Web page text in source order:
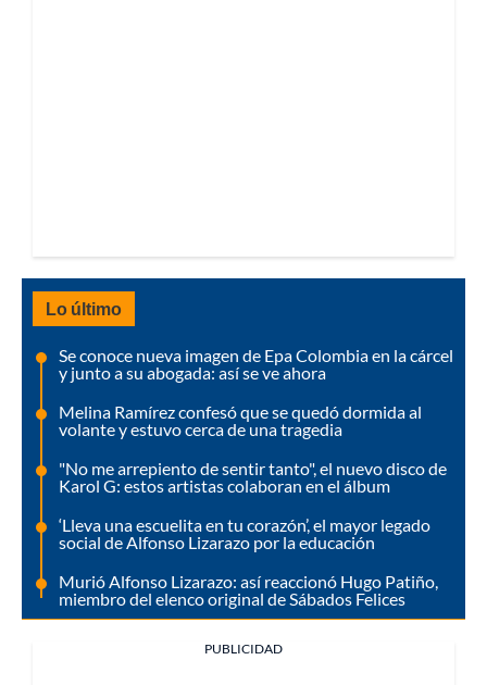
Lo último
Se conoce nueva imagen de Epa Colombia en la cárcel
y junto a su abogada: así se ve ahora
Melina Ramírez confesó que se quedó dormida al
volante y estuvo cerca de una tragedia
"No me arrepiento de sentir tanto", el nuevo disco de
Karol G: estos artistas colaboran en el álbum
‘Lleva una escuelita en tu corazón’, el mayor legado
social de Alfonso Lizarazo por la educación
Murió Alfonso Lizarazo: así reaccionó Hugo Patiño,
miembro del elenco original de Sábados Felices
PUBLICIDAD